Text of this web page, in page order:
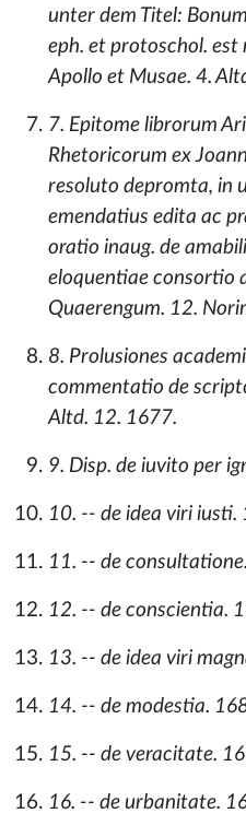
unter dem Titel:
eph. et protoschol.
Apollo et Musae. 4.
7. Epitome librorum
Rhetoricorum ex
resoluto depromta, in
emendatius edita ac
oratio inaug. de
eloquentiae consortio
Quaerengum. 12.
8. Prolusiones
commentatio de
Altd. 12. 1677.
9. Disp. de iuvito per
10. -- de idea viri iusti.
11. -- de
12. -- de conscientia.
13. -- de idea viri
14. -- de modestia.
15. -- de veracitate.
16. -- de urbanitate.